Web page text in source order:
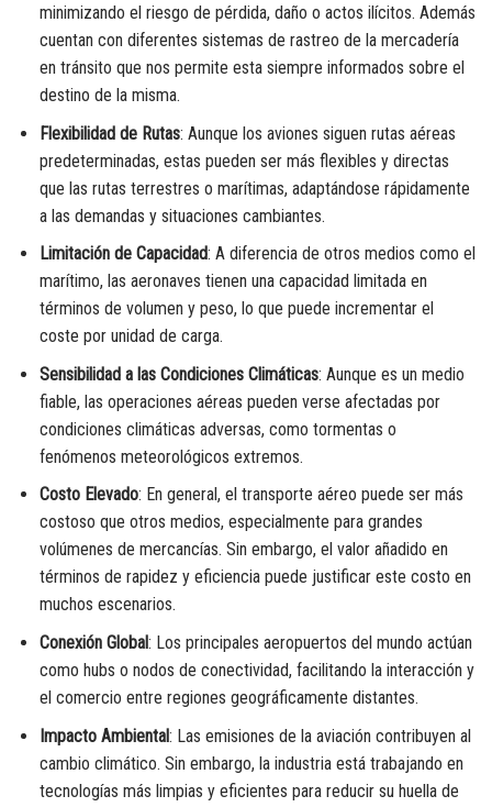
minimizando el riesgo de pérdida, daño o actos ilícitos. Además
cuentan con diferentes sistemas de rastreo de la mercadería
en tránsito que nos permite esta siempre informados sobre el
destino de la misma.
Flexibilidad de Rutas: Aunque los aviones siguen rutas aéreas
predeterminadas, estas pueden ser más flexibles y directas
que las rutas terrestres o marítimas, adaptándose rápidamente
a las demandas y situaciones cambiantes.
Limitación de Capacidad: A diferencia de otros medios como el
marítimo, las aeronaves tienen una capacidad limitada en
términos de volumen y peso, lo que puede incrementar el
coste por unidad de carga.
Sensibilidad a las Condiciones Climáticas: Aunque es un medio
fiable, las operaciones aéreas pueden verse afectadas por
condiciones climáticas adversas, como tormentas o
fenómenos meteorológicos extremos.
Costo Elevado: En general, el transporte aéreo puede ser más
costoso que otros medios, especialmente para grandes
volúmenes de mercancías. Sin embargo, el valor añadido en
términos de rapidez y eficiencia puede justificar este costo en
muchos escenarios.
Conexión Global: Los principales aeropuertos del mundo actúan
como hubs o nodos de conectividad, facilitando la interacción y
el comercio entre regiones geográficamente distantes.
Impacto Ambiental: Las emisiones de la aviación contribuyen al
cambio climático. Sin embargo, la industria está trabajando en
tecnologías más limpias y eficientes para reducir su huella de